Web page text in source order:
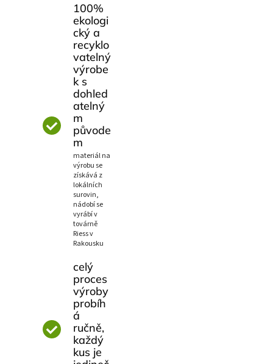
100%
ekologi
cký a
recyklo
vatelný
výrobe
k s
dohled
atelný
m
původe
m
materiál na
výrobu se
získává z
lokálních
surovin,
nádobí se
vyrábí v
továrně
Riess v
Rakousku
celý
proces
výroby
probíh
á
ručně,
každý
kus je